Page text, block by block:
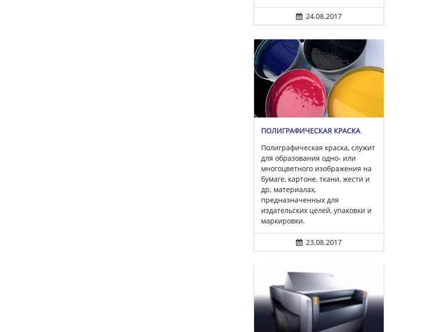
24.08.2017
ПОЛИГРАФИЧЕСКАЯ КРАСКА
Полиграфическая краска, служит
для образования одно- или
многоцветного изображения на
бумаге, картоне, ткани, жести и
др. материалах,
предназначенных для
издательских целей, упаковки и
маркировки.
23.08.2017